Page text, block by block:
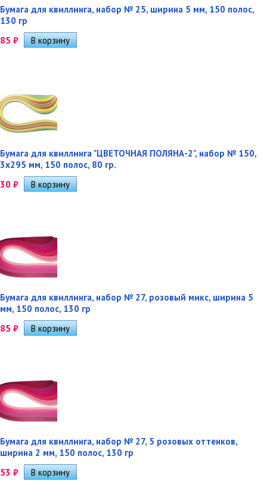
Бумага для квиллинга, набор № 25, ширина 5 мм, 150 полос,
130 гр
85 ₽
Бумага для квиллинга "ЦВЕТОЧНАЯ ПОЛЯНА-2", набор № 150,
3х295 мм, 150 полос, 80 гр.
30 ₽
Бумага для квиллинга, набор № 27, розовый микс, ширина 5
мм, 150 полос, 130 гр
85 ₽
Бумага для квиллинга, набор № 27, 5 розовых оттенков,
ширина 2 мм, 150 полос, 130 гр
53 ₽